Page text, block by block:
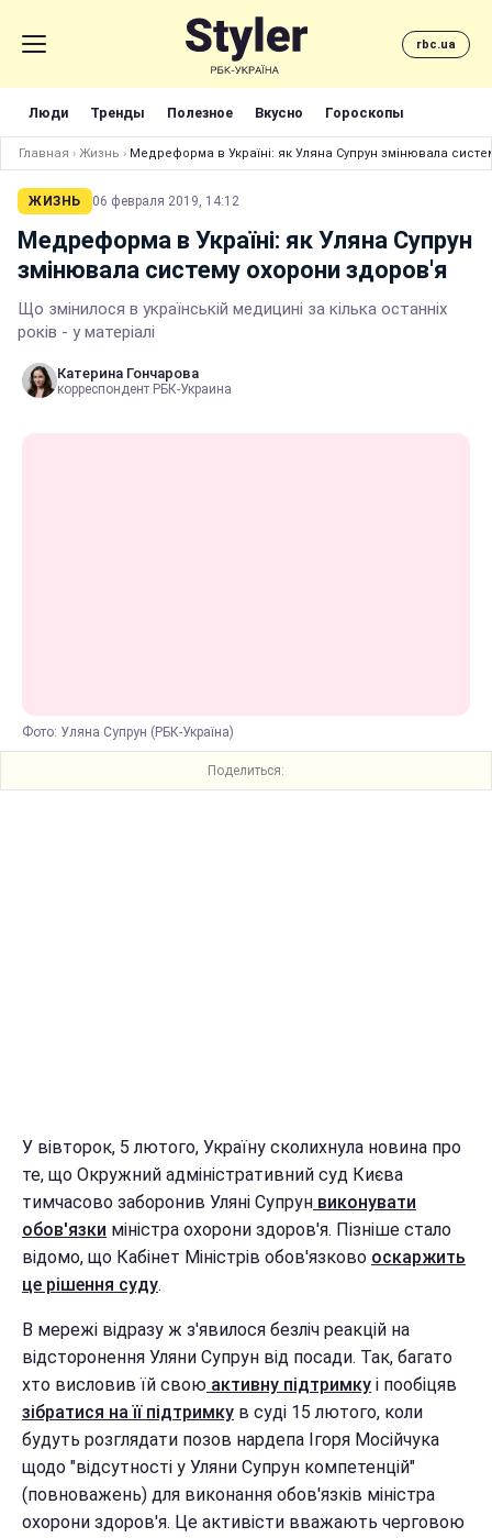
rbc.ua
Люди Тренды Полезное Вкусно Гороскопы
Главная › Жизнь › Медреформа в Україні: як Уляна Супрун змінювала
ЖИЗНЬ 06 февраля 2019, 14:12
Медреформа в Україні: як Уляна Супрун
змінювала систему охорони здоров'я
Що змінилося в українській медицині за кілька останніх
років - у матеріалі
Катерина Гончарова
корреспондент РБК-Украина
Фото: Уляна Супрун (РБК-Україна)
Поделиться:
У вівторок, 5 лютого, Україну сколихнула новина про
те, що Окружний адміністративний суд Києва
тимчасово заборонив Уляні Супрун виконувати
обов'язки міністра охорони здоров'я. Пізніше стало
відомо, що Кабінет Міністрів обов'язково оскаржить
це рішення суду.
В мережі відразу ж з'явилося безліч реакцій на
відсторонення Уляни Супрун від посади. Так, багато
хто висловив їй свою активну підтримку і пообіцяв
зібратися на її підтримку в суді 15 лютого, коли
будуть розглядати позов нардепа Ігоря Мосійчука
щодо "відсутності у Уляни Супрун компетенцій"
(повноважень) для виконання обов'язків міністра
охорони здоров'я. Це активісти вважають черговою